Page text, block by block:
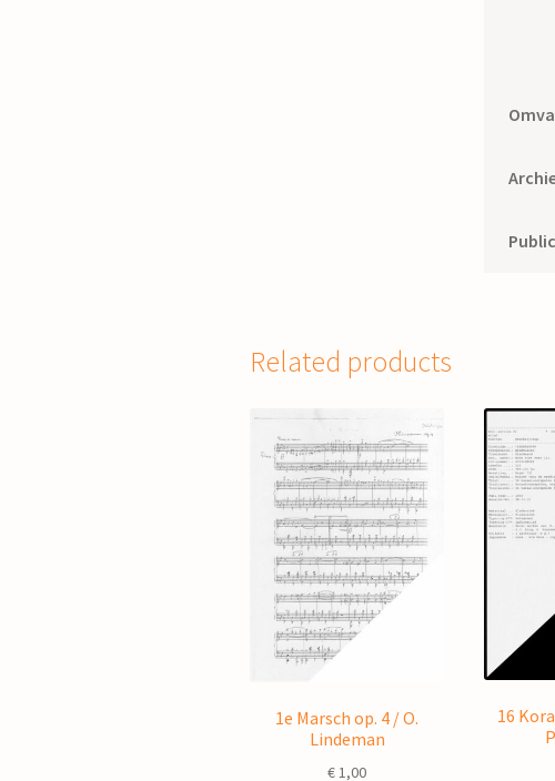
Related products
1e Marsch op. 4 / O.
Lindeman
€1,00
16